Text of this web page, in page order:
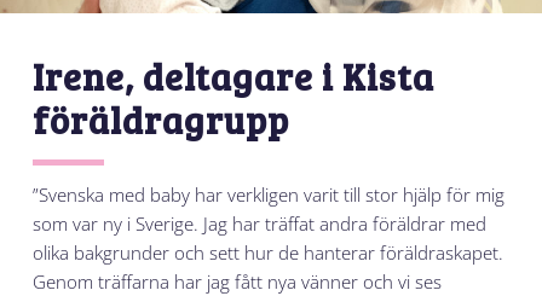
Irene, deltagare i Kista
föräldragrupp
”Svenska med baby har verkligen varit till stor hjälp för mig
som var ny i Sverige. Jag har träffat andra föräldrar med
olika bakgrunder och sett hur de hanterar föräldraskapet.
Genom träffarna har jag fått nya vänner och vi ses